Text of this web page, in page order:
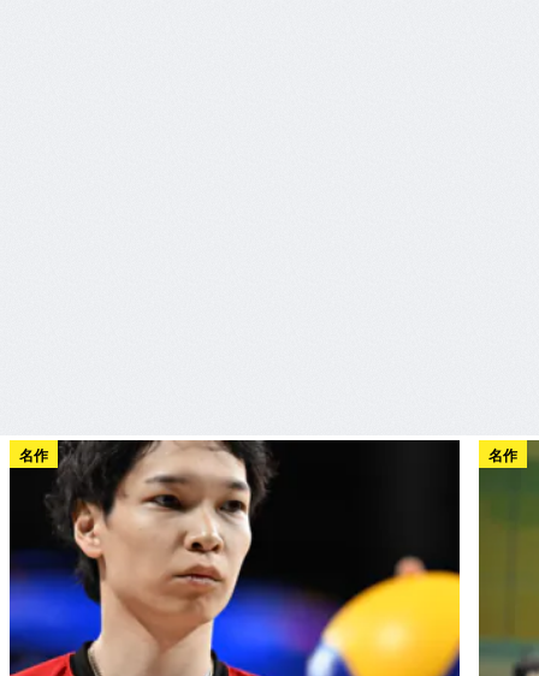
名作 名作